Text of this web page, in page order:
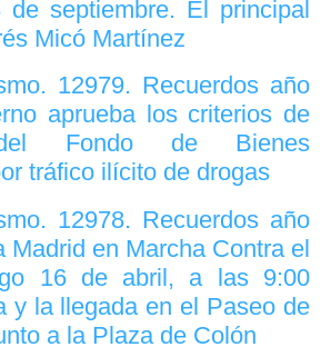
de septiembre. El principal
Micó Martínez
12979. Recuerdos año
aprueba los criterios de
del Fondo de Bienes
tráfico ilícito de drogas
12978. Recuerdos año
Madrid en Marcha Contra el
16 de abril, a las 9:00
y la llegada en el Paseo de
a la Plaza de Colón